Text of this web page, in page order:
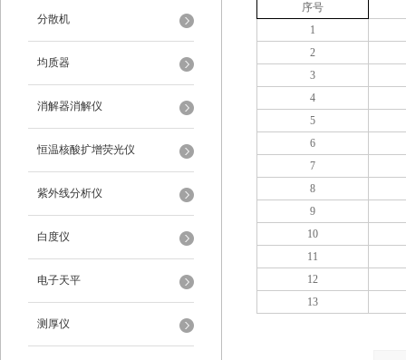
分散机
均质器
消解器消解仪
恒温核酸扩增荧光仪
紫外线分析仪
白度仪
电子天平
测厚仪
序号
1
2
3
4
5
6
7
8
9
10
11
12
13